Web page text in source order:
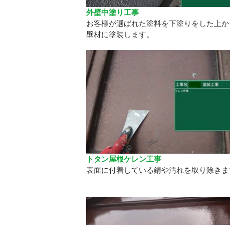
外壁中塗り工事
お客様が選ばれた塗料を下塗りをした上
壁材に塗装します。
トタン屋根ケレン工事
表面に付着している錆や汚れを取り除きま